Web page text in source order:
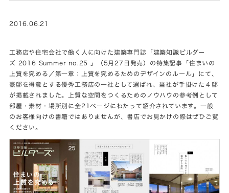
2016.06.21
工務店や住宅会社で働く人に向けた建築専門誌「建築知識ビルダー
ズ 2016 Summer no.25
」（5月27日発売）の特集記事「住まいの
上質を究める／第一章：上質を究めるためのデザインのルール」にて、
豪邸を得意とする優秀工務店の一社として選ばれ、当社が手掛けた４邸
が掲載されました。上質な空間をつくるためのノウハウの参考例として
部屋・素材・場所別に全21ページにわたって紹介されています。一般
のお客様向けの書籍ではありませんが、書店でお見かけの際はぜひご覧
ください。